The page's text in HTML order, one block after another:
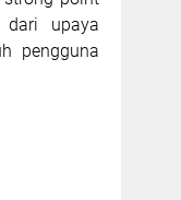
upaya
pengguna